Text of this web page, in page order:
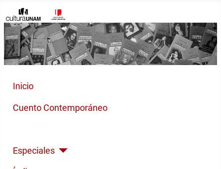
Inicio
Cuento Contemporáneo
Especiales